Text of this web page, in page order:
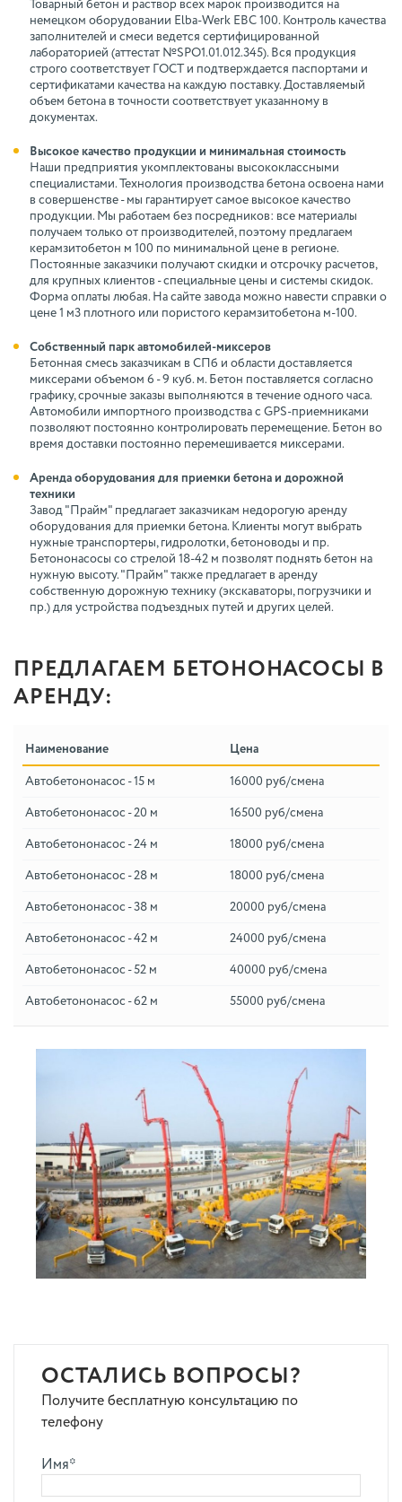
Товарный бетон и раствор всех марок производится на
немецком оборудовании Elba-Werk EBC 100. Контроль качества
заполнителей и смеси ведется сертифицированной
лабораторией (аттестат №SPO1.01.012.345). Вся продукция
строго соответствует ГОСТ и подтверждается паспортами и
сертификатами качества на каждую поставку. Доставляемый
объем бетона в точности соответствует указанному в
документах.
Высокое качество продукции и минимальная стоимость
Наши предприятия укомплектованы высококлассными
специалистами. Технология производства бетона освоена нами
в совершенстве - мы гарантирует самое высокое качество
продукции. Мы работаем без посредников: все материалы
получаем только от производителей, поэтому предлагаем
керамзитобетон м 100 по минимальной цене в регионе.
Постоянные заказчики получают скидки и отсрочку расчетов,
для крупных клиентов - специальные цены и системы скидок.
Форма оплаты любая. На сайте завода можно навести справки о
цене 1 м3 плотного или пористого керамзитобетона м-100.
Собственный парк автомобилей-миксеров
Бетонная смесь заказчикам в СПб и области доставляется
миксерами объемом 6 - 9 куб. м. Бетон поставляется согласно
графику, срочные заказы выполняются в течение одного часа.
Автомобили импортного производства с GPS-приемниками
позволяют постоянно контролировать перемещение. Бетон во
время доставки постоянно перемешивается миксерами.
Аренда оборудования для приемки бетона и дорожной
техники
Завод "Прайм" предлагает заказчикам недорогую аренду
оборудования для приемки бетона. Клиенты могут выбрать
нужные транспортеры, гидролотки, бетоноводы и пр.
Бетононасосы со стрелой 18-42 м позволят поднять бетон на
нужную высоту. "Прайм" также предлагает в аренду
собственную дорожную технику (экскаваторы, погрузчики и
пр.) для устройства подъездных путей и других целей.
ПРЕДЛАГАЕМ БЕТОНОНАСОСЫ В
АРЕНДУ:
Наименование Цена
Автобетононасос - 15 м 16000 руб/смена
Автобетононасос - 20 м 16500 руб/смена
Автобетононасос - 24 м 18000 руб/смена
Автобетононасос - 28 м 18000 руб/смена
Автобетононасос - 38 м 20000 руб/смена
Автобетононасос - 42 м 24000 руб/смена
Автобетононасос - 52 м 40000 руб/смена
Автобетононасос - 62 м 55000 руб/смена
ОСТАЛИСЬ ВОПРОСЫ?
Получите бесплатную консультацию по
телефону
Имя*